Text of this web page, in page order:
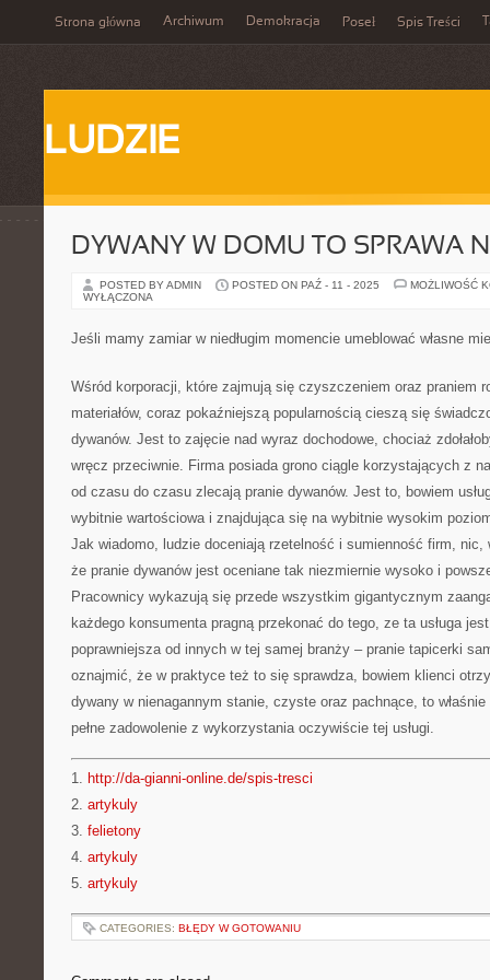
Strona główna Archiwum Demokracja Poseł Spis Treści
LUDZIE
DYWANY W DOMU TO SPRAWA
POSTED BY ADMIN POSTED ON PAŹ - 11 - 2025
MOŻLIWOŚĆ
WYŁĄCZONA
Jeśli mamy zamiar w niedługim momencie umeblować własne
Wśród korporacji, które zajmują się czyszczeniem oraz praniem
materiałów, coraz pokaźniejszą popularnością cieszą się
dywanów. Jest to zajęcie nad wyraz dochodowe, chociaż
wręcz przeciwnie. Firma posiada grono ciągle korzystających z
od czasu do czasu zlecają pranie dywanów. Jest to, bowiem
wybitnie wartościowa i znajdująca się na wybitnie wysokim
Jak wiadomo, ludzie doceniają rzetelność i sumienność firm, nic,
że pranie dywanów jest oceniane tak niezmiernie wysoko i
Pracownicy wykazują się przede wszystkim gigantycznym
każdego konsumenta pragną przekonać do tego, ze ta usługa
poprawniejsza od innych w tej samej branży – pranie tapicerki
oznajmić, że w praktyce też to się sprawdza, bowiem klienci
dywany w nienagannym stanie, czyste oraz pachnące, to
pełne zadowolenie z wykorzystania oczywiście tej usługi.
1. http://da-gianni-online.de/spis-tresci
2. artykuly
3. felietony
4. artykuly
5. artykuly
CATEGORIES: BŁĘDY W GOTOWANIU